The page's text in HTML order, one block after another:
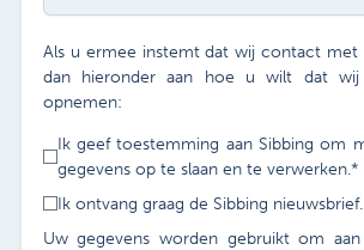
Als u ermee instemt dat wij contact met
dan hieronder aan hoe u wilt dat
opnemen:
Ik geef toestemming aan Sibbing om
gegevens op te slaan en te verwerken.*
Ik ontvang graag de Sibbing nieuwsbrief.
Uw gegevens worden gebruikt om